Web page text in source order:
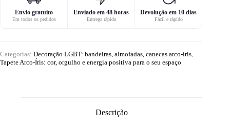
Envio gratuito
Em todos os pedidos
Enviado em 48 horas
Entrega rápida
Devolução em 10 dias
Fácil e rápido
Categorias: Decoração LGBT: bandeiras, almofadas, canecas arco-íris
Tapete Arco-Íris: cor, orgulho e energia positiva para o seu espaço
Descrição